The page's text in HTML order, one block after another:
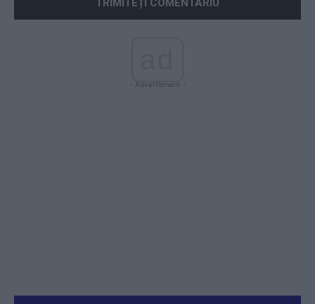
- Advertisment -